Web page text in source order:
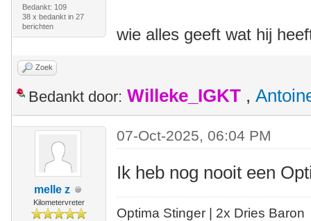
Bedankt: 109
38 x bedankt in 27
berichten
wie alles geeft wat hij
Zoek
Bedankt door: Willeke_IGKT ,
melle z
Kilometervreter
07-Oct-2025, 06:04 PM
Ik heb nog nooit een
Optima Stinger | 2x Dries Baron